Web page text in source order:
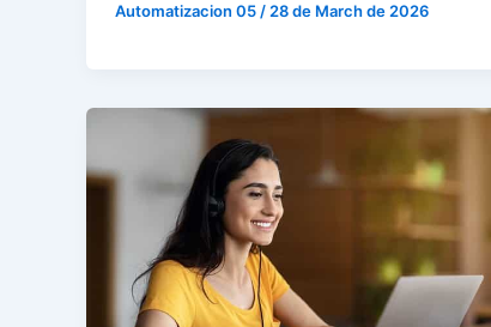
Automatizacion 05/28 de March de 2026